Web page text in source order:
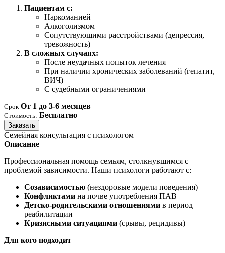
Пациентам с:
Наркоманией
Алкоголизмом
Сопутствующими расстройствами (депрессия,
тревожность)
В сложных случаях:
После неудачных попыток лечения
При наличии хронических заболеваний (гепатит,
ВИЧ)
С судебными ограничениями
Срок От 1 до 3-6 месяцев
Стоимость: Бесплатно
Заказать
Семейная консультация с психологом
Описание
Профессиональная помощь семьям, столкнувшимся с
проблемой зависимости. Наши психологи работают с:
Созависимостью (нездоровые модели поведения)
Конфликтами на почве употребления ПАВ
Детско-родительскими отношениями в период
реабилитации
Кризисными ситуациями (срывы, рецидивы)
Для кого подходит